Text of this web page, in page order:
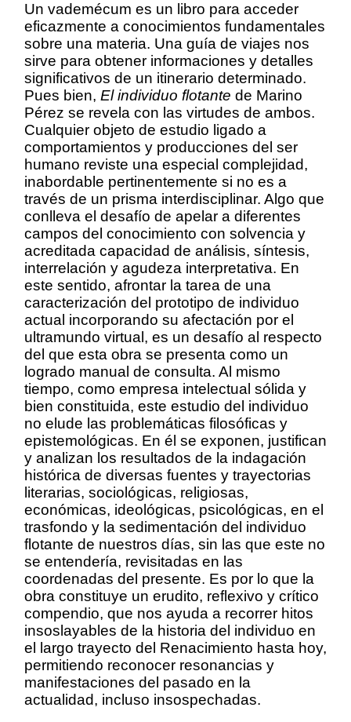
Un vademécum es un libro para acceder
eficazmente a conocimientos fundamentales
sobre una materia. Una guía de viajes nos
sirve para obtener informaciones y detalles
significativos de un itinerario determinado.
Pues bien, El individuo flotante de Marino
Pérez se revela con las virtudes de ambos.
Cualquier objeto de estudio ligado a
comportamientos y producciones del ser
humano reviste una especial complejidad,
inabordable pertinentemente si no es a
través de un prisma interdisciplinar. Algo que
conlleva el desafío de apelar a diferentes
campos del conocimiento con solvencia y
acreditada capacidad de análisis, síntesis,
interrelación y agudeza interpretativa. En
este sentido, afrontar la tarea de una
caracterización del prototipo de individuo
actual incorporando su afectación por el
ultramundo virtual, es un desafío al respecto
del que esta obra se presenta como un
logrado manual de consulta. Al mismo
tiempo, como empresa intelectual sólida y
bien constituida, este estudio del individuo
no elude las problemáticas filosóficas y
epistemológicas. En él se exponen, justifican
y analizan los resultados de la indagación
histórica de diversas fuentes y trayectorias
literarias, sociológicas, religiosas,
económicas, ideológicas, psicológicas, en el
trasfondo y la sedimentación del individuo
flotante de nuestros días, sin las que este no
se entendería, revisitadas en las
coordenadas del presente. Es por lo que la
obra constituye un erudito, reflexivo y crítico
compendio, que nos ayuda a recorrer hitos
insoslayables de la historia del individuo en
el largo trayecto del Renacimiento hasta hoy,
permitiendo reconocer resonancias y
manifestaciones del pasado en la
actualidad, incluso insospechadas.